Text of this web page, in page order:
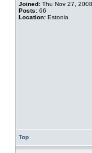
Joined: Thu Nov 27,
Posts: 66
Location: Estonia
Top